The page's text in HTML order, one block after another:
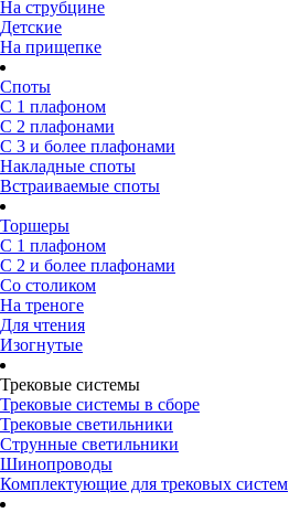
На струбцине
Детские
На прищепке
Споты
С 1 плафоном
С 2 плафонами
С 3 и более плафонами
Накладные споты
Встраиваемые споты
Торшеры
С 1 плафоном
С 2 и более плафонами
Со столиком
На треноге
Для чтения
Изогнутые
Трековые системы
Трековые системы в сборе
Трековые светильники
Струнные светильники
Шинопроводы
Комплектующие для трековых систем